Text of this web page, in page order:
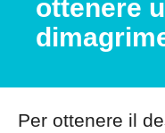
ottenere
Per ottenere il